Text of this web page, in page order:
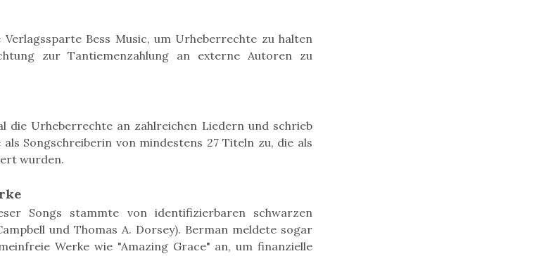
Bess Music, um Urheberrechte zu halten
zur Tantiemenzahlung an externe Autoren zu
die Urheberrechte an zahlreichen Liedern und schrieb
als Songschreiberin von mindestens 27 Titeln zu, die als
wurden.
Songs stammte von identifizierbaren schwarzen
und Thomas A. Dorsey). Berman meldete sogar
Werke wie "Amazing Grace" an, um finanzielle